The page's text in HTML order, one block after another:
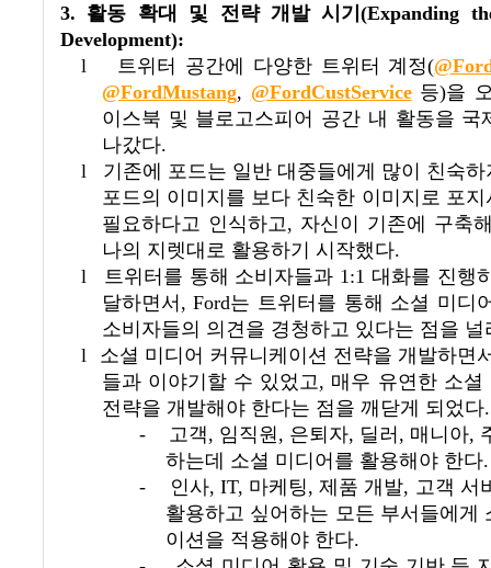
3. 활동 확대 및 전략 개발 시기(Expanding
Development):
l
트위터 공간에 다양한 트위터 계정(
@FordMustang, @FordCustService 등)을
이스북 및 블로고스피어 공간 내 활동을 국
나갔다.
l
기존에 포드는 일반 대중들에게 많이 친숙
포드의 이미지를 보다 친숙한 이미지로 포
필요하다고 인식하고, 자신이 기존에 구축
나의 지렛대로 활용하기 시작했다.
l
트위터를 통해 소비자들과 1:1 대화를 진행
달하면서 , Ford는 트위터를 통해 소셜 미디
소비자들의 의견을 경청하고 있다는 점을
l
소셜 미디어 커뮤니케이션 전략을 개발하면
들과 이야기할 수 있었고, 매우 유연한 소셜
전략을 개발해야 한다는 점을 깨닫게 되었다.
-
고객, 임직원 , 은퇴자, 딜러 , 매니아,
하는데 소셜 미디어를 활용해야 한다.
-
인사, IT, 마케팅,제품 개발, 고객 서
활용하고 싶어하는 모든 부서들에게
이션을 적용해야 한다.